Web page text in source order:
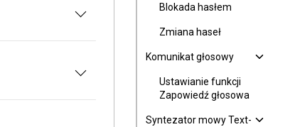
Blokada hasłem
Zmiana haseł
Komunikat głosowy
Ustawianie funkcji
Zapowiedź głosowa
Syntezator mowy Text-